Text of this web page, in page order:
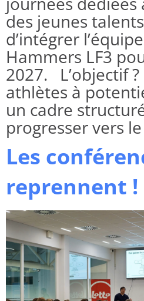
des jeunes
d’intégrer
Hammers LF3
2027. L’objectif
athlètes à
un cadre
progresser vers
Les
reprennent !